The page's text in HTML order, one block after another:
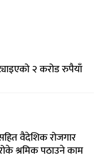
२ करोड रुपैयाँ
वैदेशिक रोजगार
श्रमिक पठाउने काम